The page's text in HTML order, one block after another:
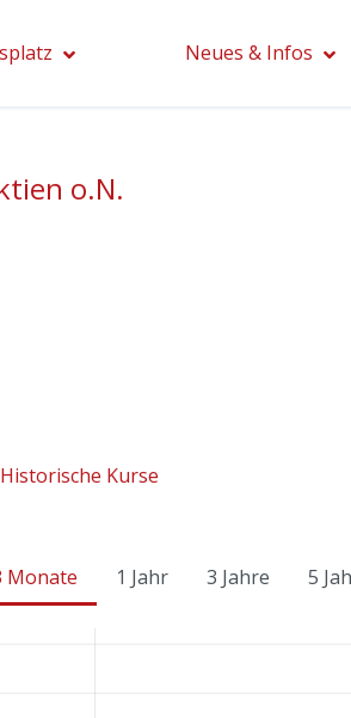
Neues & Infos
o.N.
Historische Kurse
Monate 1 Jahr 3 Jahre 5